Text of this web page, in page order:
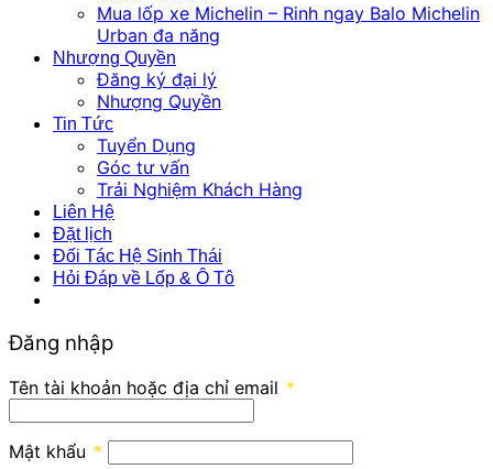
Mua lốp xe Michelin – Rinh ngay Balo Michelin
Urban đa năng
Nhượng Quyền
Đăng ký đại lý
Nhượng Quyền
Tin Tức
Tuyển Dụng
Góc tư vấn
Trải Nghiệm Khách Hàng
Liên Hệ
Đặt lịch
Đối Tác Hệ Sinh Thái
Hỏi Đáp về Lốp & Ô Tô
Đăng nhập
Tên tài khoản hoặc địa chỉ email *
Mật khẩu *